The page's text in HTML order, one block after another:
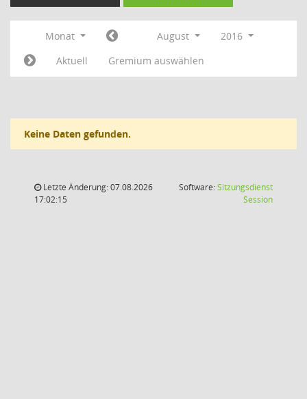
Monat August
2016
Aktuell
Gremium auswählen
Keine Daten gefunden.
Letzte Änderung: 07.08.2026
17:02:15
Software:Sitzungsdienst
Session(Wird in